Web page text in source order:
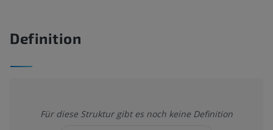
Definition
Für diese Struktur gibt es noch keine Definition